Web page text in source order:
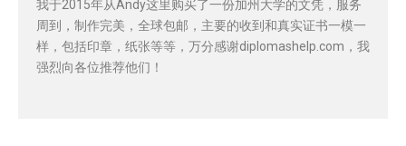
我于2015年从Andy这里购买了一份加州大学的文凭，服务
周到，制作完美，全球包邮，主要的收到和真实证书一模一
样，包括印章，纸张等等，万分感谢diplomashelp.com，我
强烈向各位推荐他们！